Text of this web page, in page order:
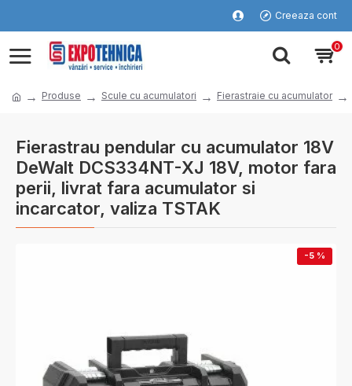
Creeaza cont
0
Produse Scule cu acumulatori Fierastraie cu acumulator
Fierastrau pendular cu acumulator 18V
DeWalt DCS334NT-XJ 18V, motor fara
perii, livrat fara acumulator si
incarcator, valiza TSTAK
-5 %